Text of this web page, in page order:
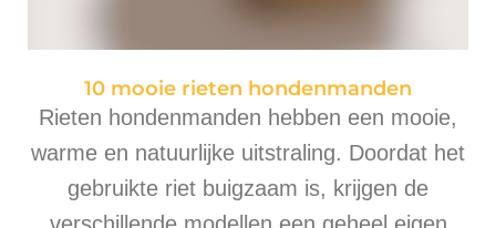
10 mooie rieten hondenmanden
Rieten hondenmanden hebben een mooie,
warme en natuurlijke uitstraling. Doordat het
gebruikte riet buigzaam is, krijgen de